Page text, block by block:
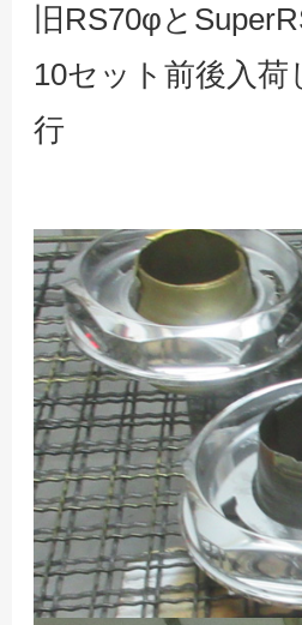
旧RS70φと
10セット前後入
行